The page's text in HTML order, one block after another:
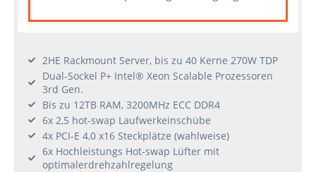
2HE Rackmount Server, bis zu 40 Kerne 270W TDP
Dual-Sockel P+ Intel® Xeon Scalable Prozessoren
3rd Gen.
Bis zu 12TB RAM, 3200MHz ECC DDR4
6x 2,5 hot-swap Laufwerkeinschübe
4x PCI-E 4,0 x16 Steckplätze (wahlweise)
6x Hochleistungs Hot-swap Lüfter mit
optimalerdrehzahlregelung